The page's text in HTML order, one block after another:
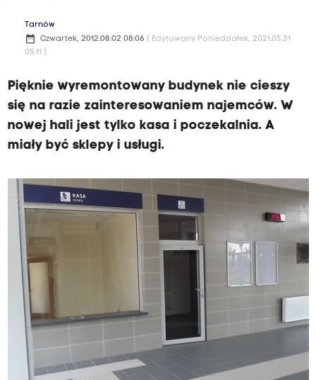
Tarnów
date_range Czwartek, 2012.08.02 08:06 ( Edytowany Poniedziałek, 2021.05.31
05:11 )
Pięknie wyremontowany budynek nie cieszy
się na razie zainteresowaniem najemców. W
nowej hali jest tylko kasa i poczekalnia. A
miały być sklepy i usługi.